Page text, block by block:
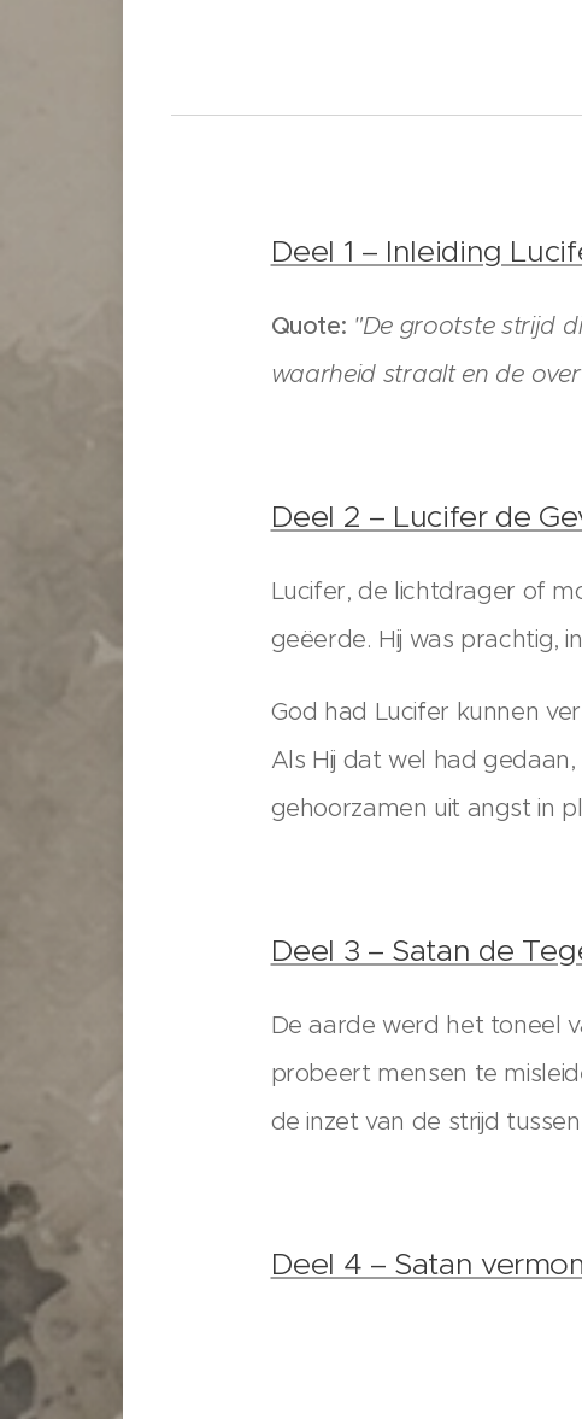
Deel 1 – Inleiding
Quote: "De grootste strijd
waarheid straalt en de
Deel 2 – Lucifer de
Lucifer, de lichtdrager of
geëerde. Hij was prachtig,
God had Lucifer kunnen
Als Hij dat wel had
gehoorzamen uit angst in
Deel 3 – Satan de
De aarde werd het toneel
probeert mensen te
de inzet van de strijd
Deel 4 – Satan